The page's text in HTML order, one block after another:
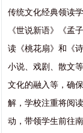
传统文化经典领读
《世说新语》《孟
读《桃花扇》和《
小说、戏剧、散文
文化的融入等，确
解，学校注重将阅
动，带领学生前往